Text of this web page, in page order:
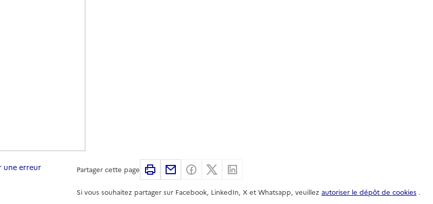
une erreur Partager cette page ImprimerPartager par email
Partager sur Facebook
Partager sur X
Si vous souhaitez partager sur Facebook, LinkedIn, X et Whatsapp, veuillez autoriser le dépôt de cookies .